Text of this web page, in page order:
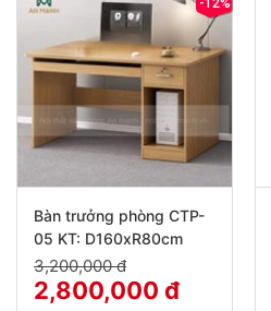
Bàn trưởng phòng CTP-
05 KT: D160xR80cm
3,200,000 đ
2,800,000 đ
-12%